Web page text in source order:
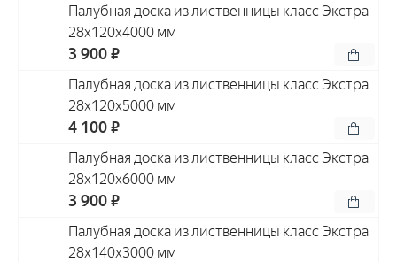
Палубная доска из лиственницы класс Экстра
28x120x4000 мм
3 900 ₽
Палубная доска из лиственницы класс Экстра
28x120x5000 мм
4 100 ₽
Палубная доска из лиственницы класс Экстра
28x120x6000 мм
3 900 ₽
Палубная доска из лиственницы класс Экстра
28x140x3000 мм